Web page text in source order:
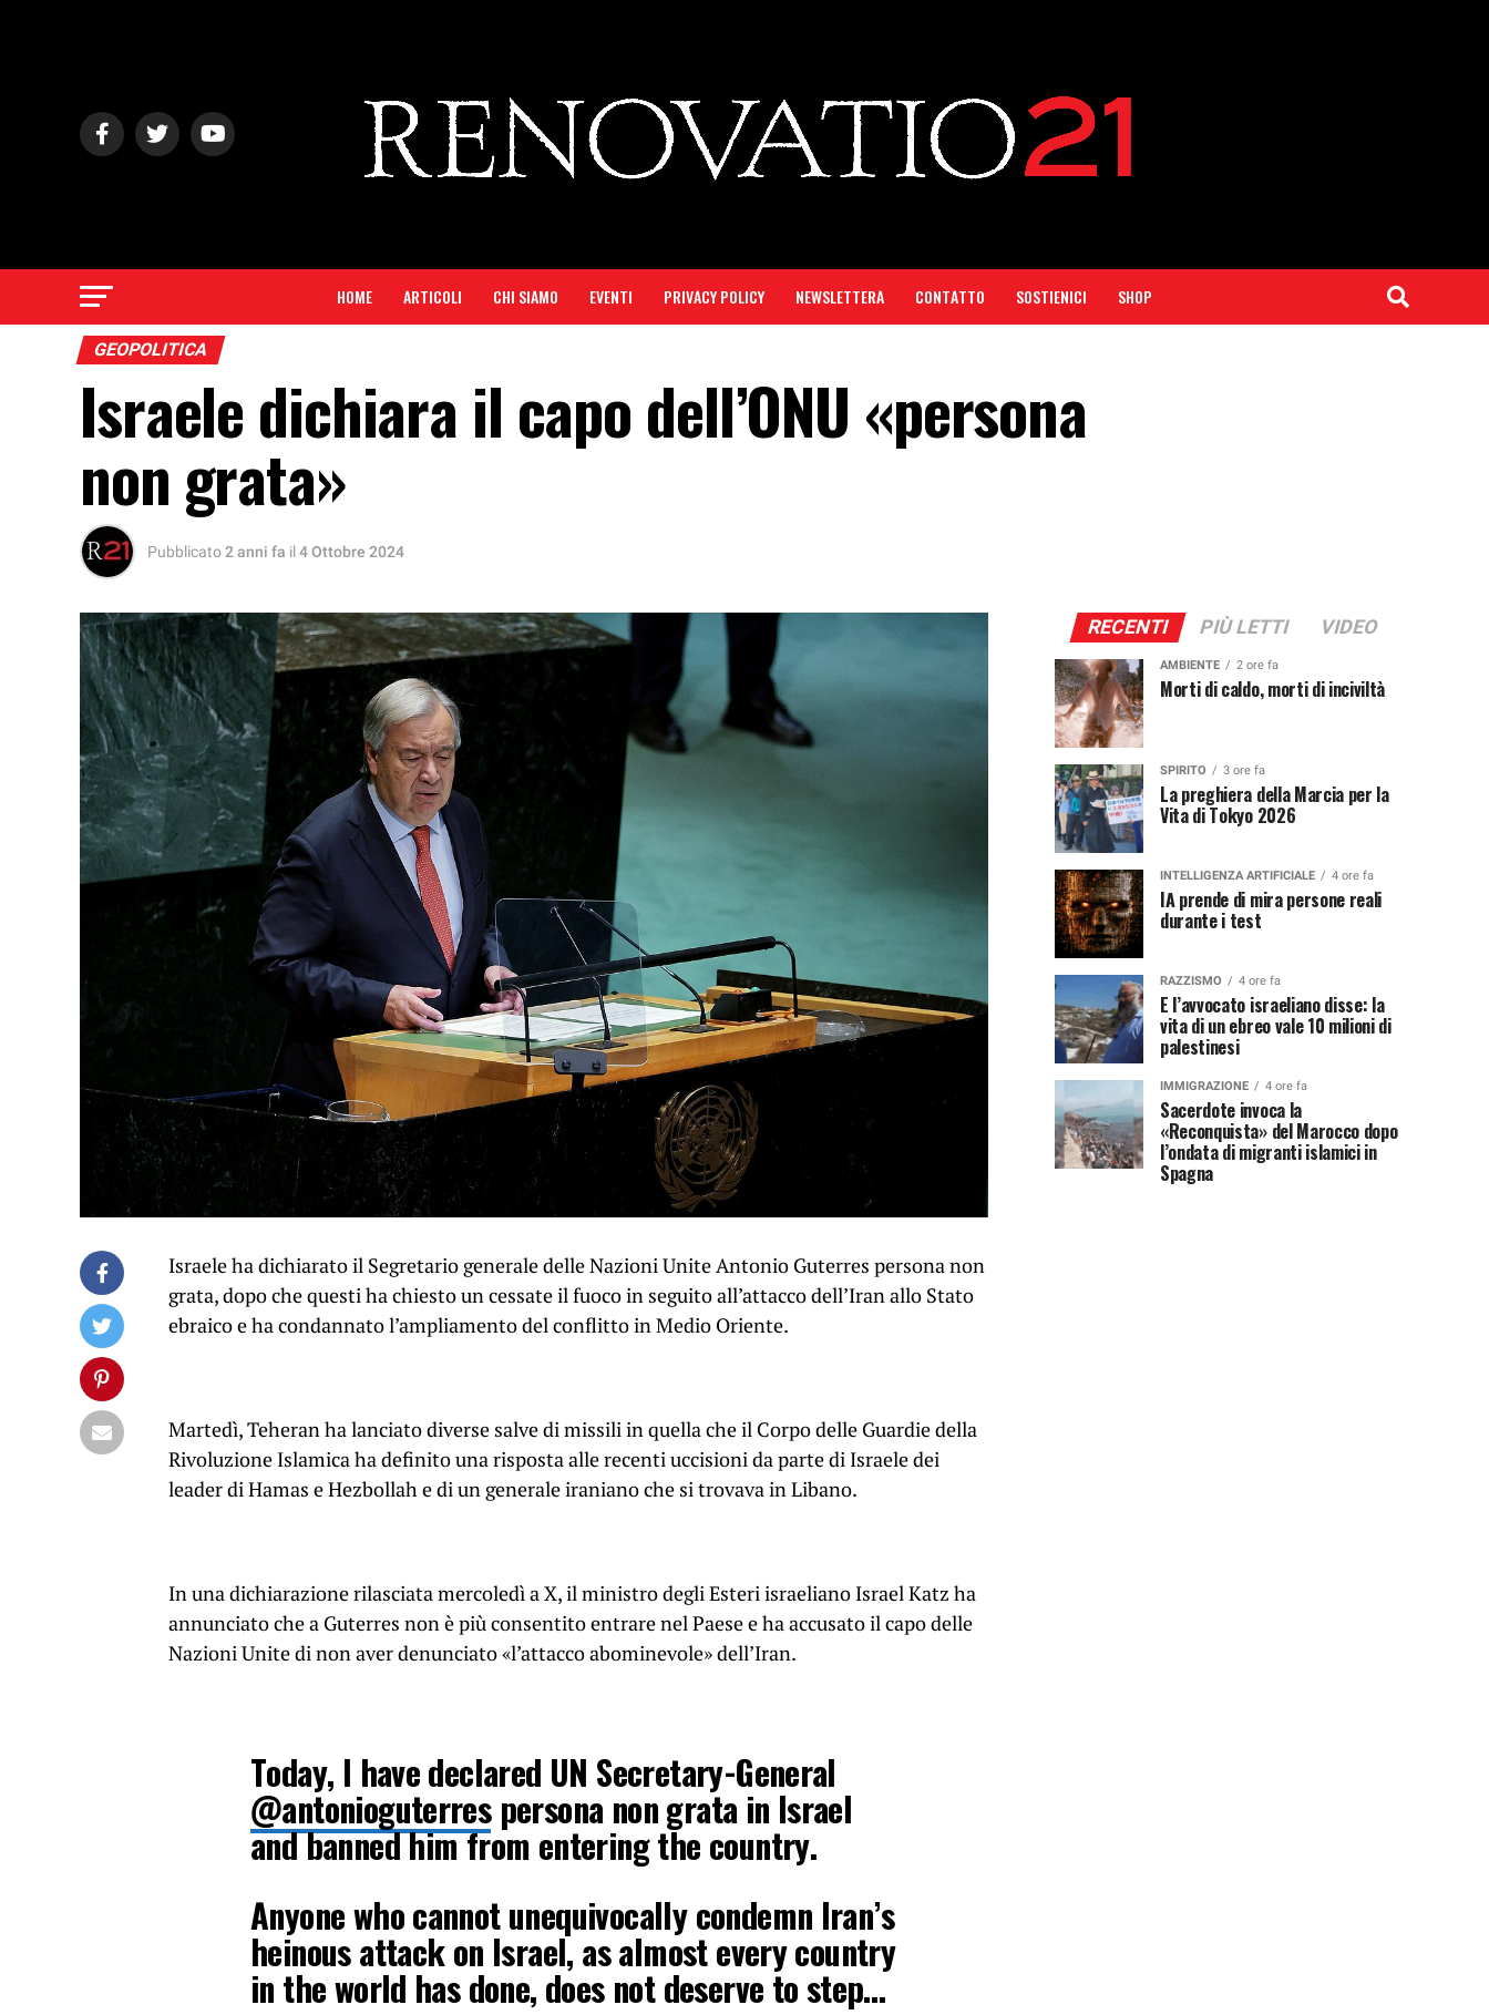
HOME ARTICOLI CHI SIAMO EVENTI PRIVACY POLICY NEWSLETTERA CONTATTO SOSTIENICI SHOP
GEOPOLITICA
Israele dichiara il capo dell’ONU «persona
non grata»
Pubblicato2 anni fa il4 Ottobre 2024
Israele ha dichiarato il Segretario generale delle Nazioni Unite Antonio Guterres persona non
grata, dopo che questi ha chiesto un cessate il fuoco in seguito all’attacco dell’Iran allo Stato
ebraico e ha condannato l’ampliamento del conflitto in Medio Oriente.
Martedì, Teheran ha lanciato diverse salve di missili in quella che il Corpo delle Guardie della
Rivoluzione Islamica ha definito una risposta alle recenti uccisioni da parte di Israele dei
leader di Hamas e Hezbollah e di un generale iraniano che si trovava in Libano.
In una dichiarazione rilasciata mercoledì a X, il ministro degli Esteri israeliano Israel Katz ha
annunciato che a Guterres non è più consentito entrare nel Paese e ha accusato il capo delle
Nazioni Unite di non aver denunciato «l’attacco abominevole» dell’Iran.
Today, I have declared UN Secretary-General
@antonioguterrespersona non grata in Israel
and banned him from entering the country.
Anyone who cannot unequivocally condemn Iran’s
heinous attack on Israel, as almost every country
in the world has done, does not deserve to step…
RECENTI PIÙ LETTI VIDEO
AMBIENTE 2 ore fa
Morti di caldo, morti di inciviltà
SPIRITO 3 ore fa
La preghiera della Marcia per la
Vita di Tokyo 2026
INTELLIGENZA ARTIFICIALE 4 ore fa
IA prende di mira persone reali
durante i test
RAZZISMO 4 ore fa
E l’avvocato israeliano disse: la
vita di un ebreo vale 10 milioni di
palestinesi
IMMIGRAZIONE 4 ore fa
Sacerdote invoca la
«Reconquista» del Marocco dopo
l’ondata di migranti islamici in
Spagna